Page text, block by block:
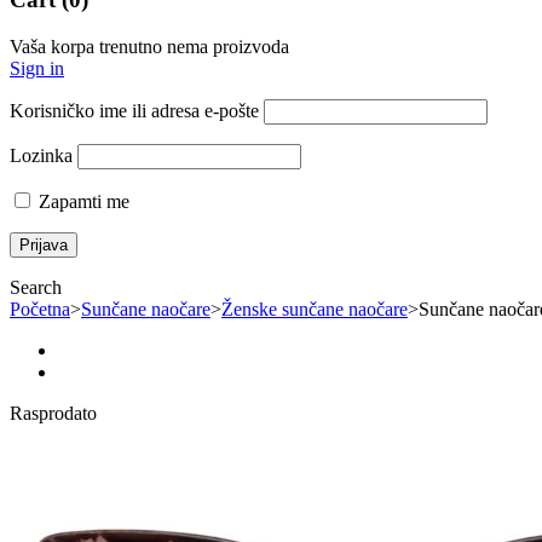
Vaša korpa trenutno nema proizvoda
Sign in
Korisničko ime ili adresa e-pošte
Lozinka
Zapamti me
Search
Početna>Sunčane naočare>Ženske sunčane naočare>Sunčane
Rasprodato